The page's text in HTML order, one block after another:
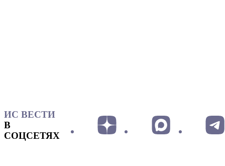
ИС ВЕСТИ
В
СОЦСЕТЯХ